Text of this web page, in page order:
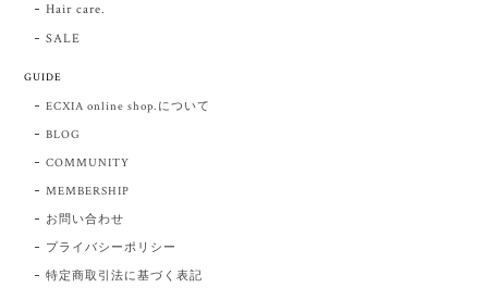
Hair care.
SALE
GUIDE
ECXIA online shop.について
BLOG
COMMUNITY
MEMBERSHIP
お問い合わせ
プライバシーポリシー
特定商取引法に基づく表記